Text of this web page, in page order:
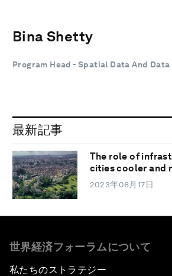
Bina Shetty
Program Head - Spatial Data And Data
最新記事
The role of
cities cooler and
2023年08月17日
世界経済フォーラムについて
私たちのストラテジー